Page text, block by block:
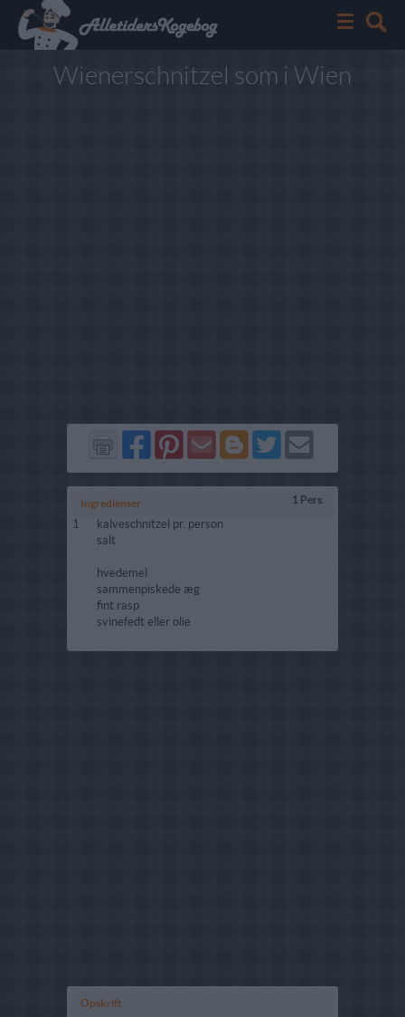
Wienerschnitzel som i Wien
Del
på
Facebook
Del
på
Pinterest
Send
via
GMail
Del
på
Blogger
Del
på
Twitter
Send
Ingredienser 1 Pers.
1
kalveschnitzel pr. person
salt
hvedemel
sammenpiskede æg
fint rasp
svinefedt eller olie
Opskrift